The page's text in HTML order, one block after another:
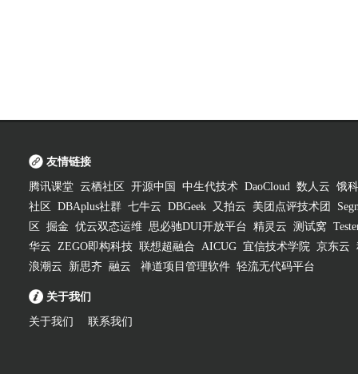
友情链接
腾讯课堂 云栖社区 开源中国 中生代技术 DaoCloud 数人云 饿
社区
DBAplus社群 七牛云 DBGeek 又拍云 美团点评技术团
区
掘金 优云双态运维 思必驰DUI开放平台 精灵云 测试窝
华云 ZEGO即构科技 联想超融合 AICUG 宜信技术学院 京东云
浪潮云
新思齐 融云 禅道项目管理软件 轻流无代码平台
关于我们
关于我们 联系我们